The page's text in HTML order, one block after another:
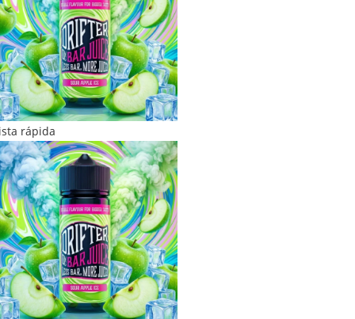
rápida